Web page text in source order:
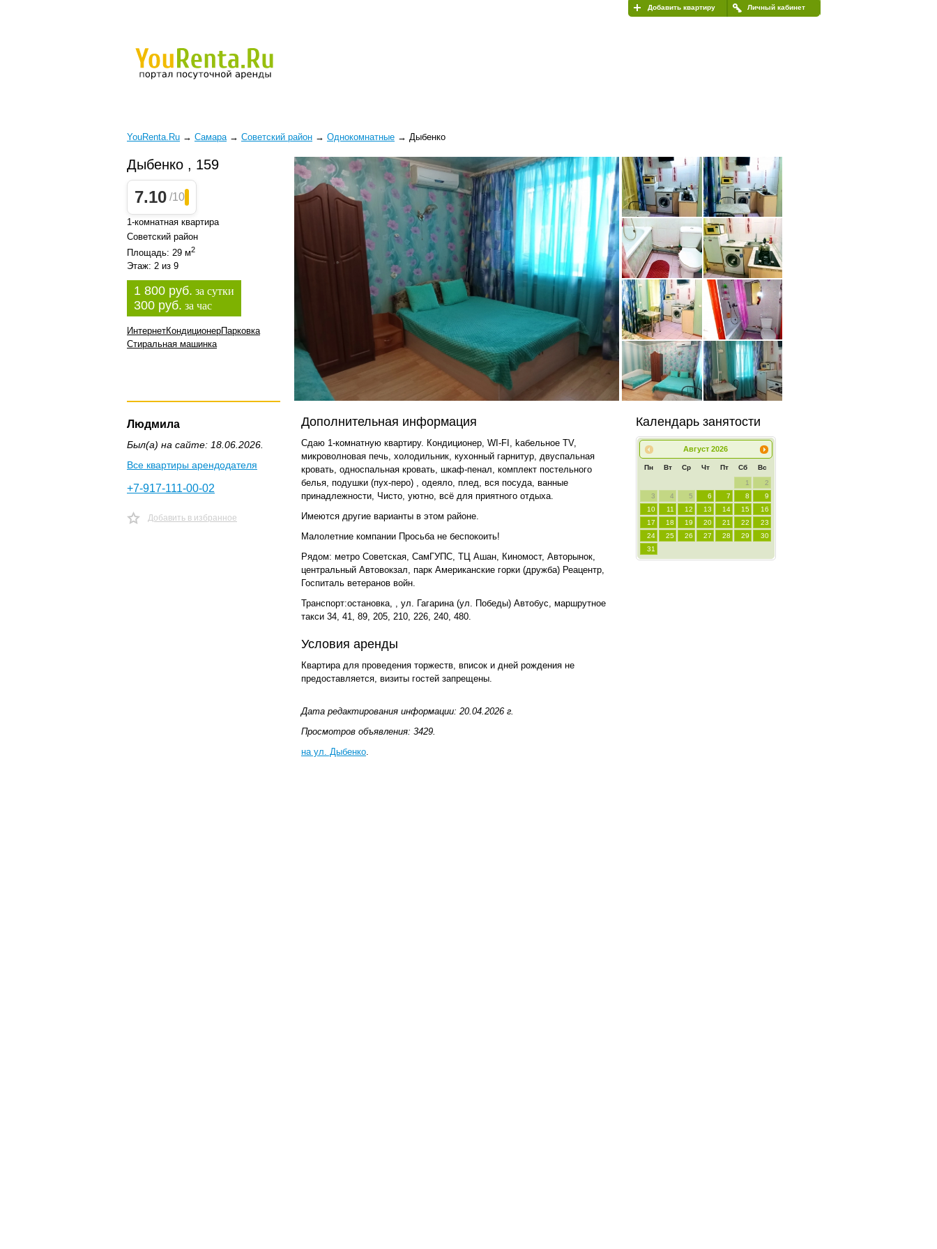
Личный кабинет
Добавить квартиру
YouRenta.Ru → Самара → Советский район → Однокомнатные → Дыбенко
Дыбенко , 159
7.10 /10
1-комнатная квартира
Советский район
Площадь: 29 м2
Этаж: 2 из 9
1 800 руб. за сутки
300 руб. за час
ИнтернетКондиционерПарковка
Стиральная машинка
Людмила
Был(а) на сайте: 18.06.2026.
Все квартиры арендодателя
+7-917-111-00-02
Добавить в избранное
Дополнительная информация
Сдаю 1-комнатную квартиру. Кондиционер, WI-FI, kабельное TV,
микроволновая печь, холодильник, кухонный гарнитур, двуспальная
кровать, односпальная кровать, шкаф-пенал, комплект постельного
белья, подушки (пух-перо) , одеяло, плед, вся посуда, ванные
принадлежности, Чисто, уютно, всё для приятного отдыха.
Имеются другие варианты в этом районе.
Малолетние компании Просьба не беспокоить!
Рядом: метро Советская, СамГУПС, ТЦ Ашан, Киномост, Авторынок,
центральный Автовокзал, парк Американские горки (дружба) Реацентр,
Госпиталь ветеранов войн.
Транспорт:остановка, , ул. Гагарина (ул. Победы) Автобус, маршрутное
такси 34, 41, 89, 205, 210, 226, 240, 480.
Условия аренды
Квартира для проведения торжеств, вписок и дней рождения не
предоставляется, визиты гостей запрещены.
Дата редактирования информации: 20.04.2026 г.
Просмотров объявления: 3429.
на ул. Дыбенко.
Календарь занятости
Август 2026
Пн Вт Ср Чт Пт Сб Вс
1
2
3
4 5 6 7 8
9
10
11 12 13 14 15
16
17
18 19 20 21 22
23
24
25 26 27 28 29
30
31